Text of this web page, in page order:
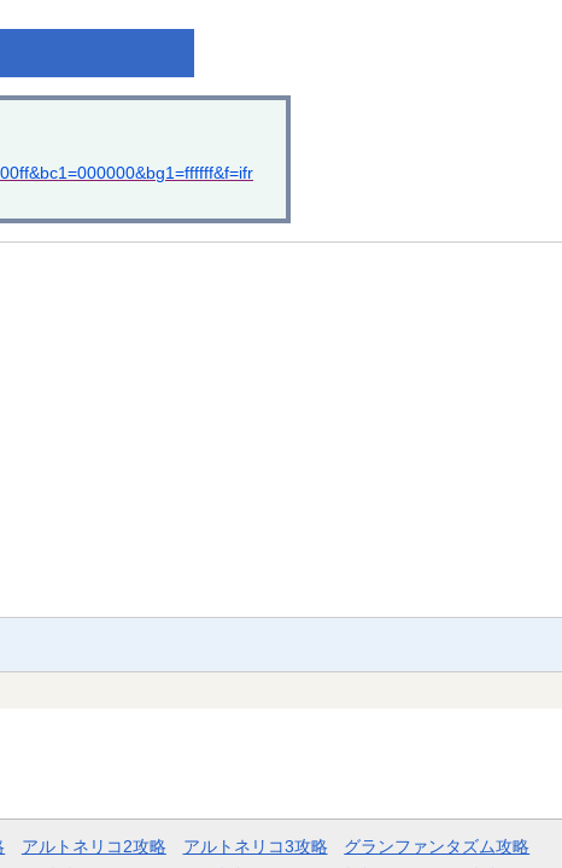
アルトネリコ2攻略 アルトネリコ3攻略
グランファンタズム攻略